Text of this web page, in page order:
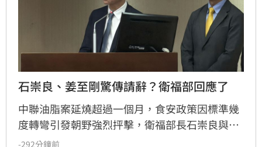
石崇良、姜至剛驚傳請辭？衛福部回應了
中聯油脂案延燒超過一個月，食安政策因標準幾
度轉彎引發朝野強烈抨擊，衛福部長石崇良與食
藥署長姜至剛遭點名負責。今日政壇突傳出兩人
-292分鐘前